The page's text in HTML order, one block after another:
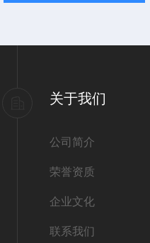
关于我们
公司简介
荣誉资质
企业文化
联系我们